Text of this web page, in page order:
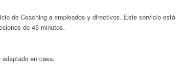
de Coaching a empleados y directivos. Este servicio está
de 45 minutos.
en casa.